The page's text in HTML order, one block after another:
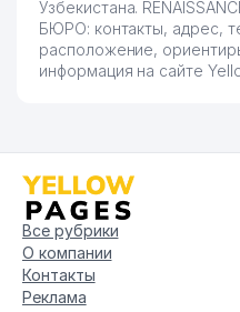
Узбекистана.
БЮРО: контакты, адрес,
расположение,
информация на сайте
Все рубрики
О компании
Контакты
Реклама